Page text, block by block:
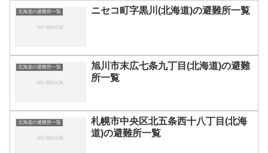
北海道の避難所一覧 ニセコ町字黒川(北海道)の避難所一覧
北海道の避難所一覧
旭川市末広七条九丁目(北海道)の避難
所一覧
北海道の避難所一覧
札幌市中央区北五条西十八丁目(北海
道)の避難所一覧